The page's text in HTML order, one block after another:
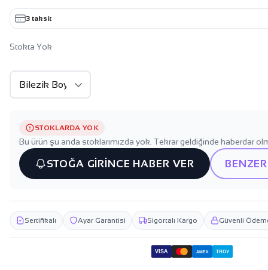
3 taksit ·
Stokta Yok
STOKLARDA YOK
Bu ürün şu anda stoklarımızda yok. Tekrar geldiğinde haberdar
STOĞA GİRİNCE HABER VER
Sertifikalı Ayar Garantisi Sigortalı Kargo Güvenli
VISA AMEX TROY